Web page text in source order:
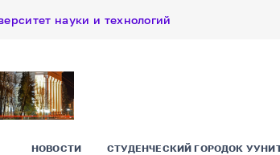
науки и технологий
НОВОСТИ СТУДЕНЧЕСКИЙ ГОРОДОК